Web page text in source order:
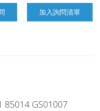
加入詢問清單
85014 GS01007